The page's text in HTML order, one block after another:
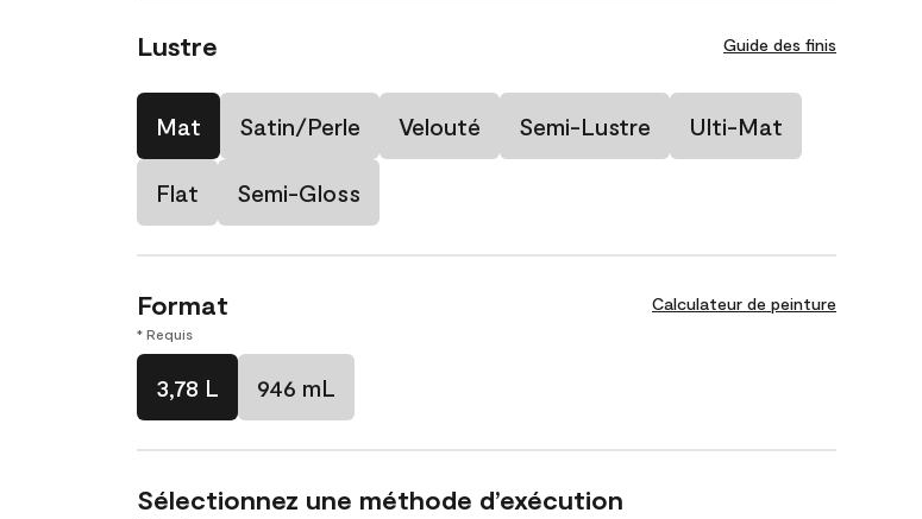
Lustre Guide des finis
Mat Satin/Perle Velouté Semi-Lustre Ulti-Mat
Flat Semi-Gloss
Format Calculateur de peinture
* Requis
3,78 L 946 mL
Sélectionnez une méthode d’exécution